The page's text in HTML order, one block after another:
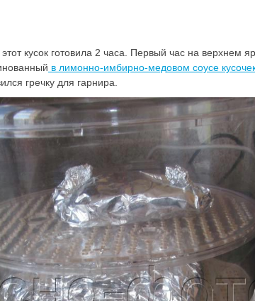
кусок готовила 2 часа. Первый час на верхнем
в лимонно-имбирно-медовом соусе
гречку для гарнира.